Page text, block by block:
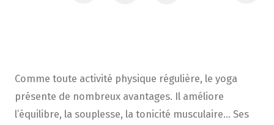
Comme toute activité physique régulière, le yoga
présente de nombreux avantages. Il améliore
l’équilibre, la souplesse, la tonicité musculaire… Ses